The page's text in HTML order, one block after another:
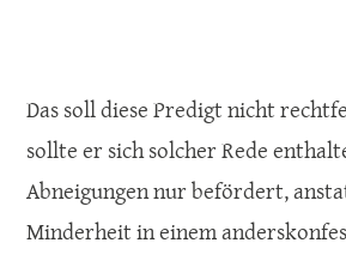
Das soll diese Predigt nicht
sollte er sich solcher Rede
Abneigungen nur befördert,
Minderheit in einem